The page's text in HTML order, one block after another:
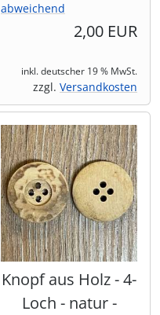
abweichend
2,00 EUR
inkl. deutscher 19 % MwSt.
zzgl. Versandkosten
Knopf aus Holz - 4-
Loch - natur -